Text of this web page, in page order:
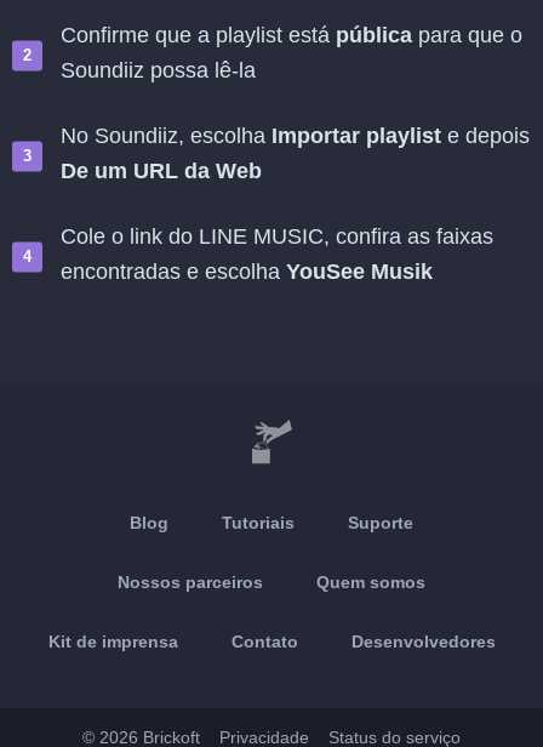
Confirme que a playlist está pública para que o
Soundiiz possa lê-la
No Soundiiz, escolha Importar playlist e depois
De um URL da Web
Cole o link do LINE MUSIC, confira as faixas
encontradas e escolha YouSee Musik
Blog Tutoriais Suporte
Nossos parceiros Quem somos
Kit de imprensa Contato Desenvolvedores
© 2026 Brickoft Privacidade Status do serviço